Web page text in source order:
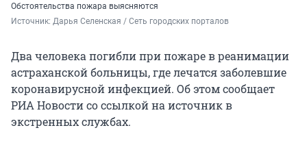
Обстоятельства пожара выясняются
Источник: Дарья Селенская / Сеть городских порталов
Два человека погибли при пожаре в реанимации
астраханской больницы, где лечатся заболевшие
коронавирусной инфекцией. Об этом сообщает
РИА Новости со ссылкой на источник в
экстренных службах.